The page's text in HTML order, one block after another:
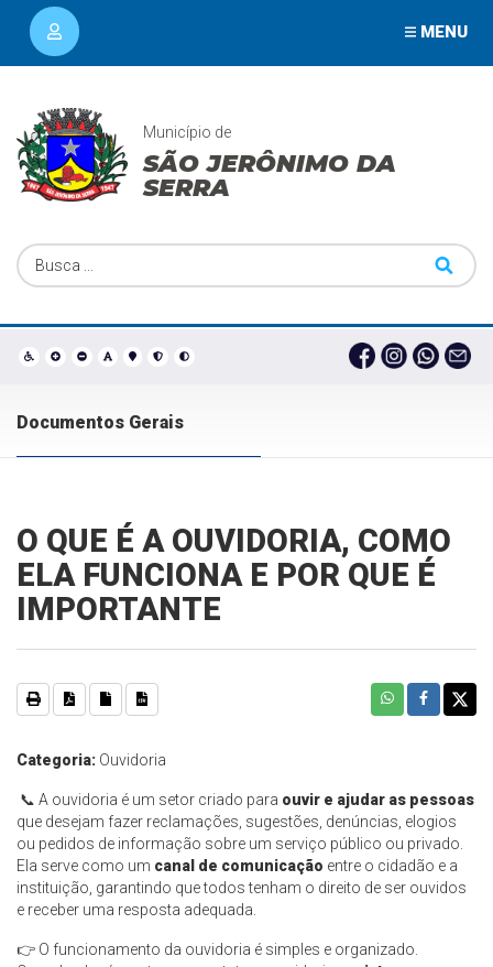
MENU
Município de
SÃO JERÔNIMO DA
SERRA
Documentos Gerais
O QUE É A OUVIDORIA, COMO
ELA FUNCIONA E POR QUE É
IMPORTANTE
Categoria: Ouvidoria
📞 A ouvidoria é um setor criado para ouvir e ajudar as pessoas
que desejam fazer reclamações, sugestões, denúncias, elogios
ou pedidos de informação sobre um serviço público ou privado.
Ela serve como um canal de comunicação entre o cidadão e a
instituição, garantindo que todos tenham o direito de ser ouvidos
e receber uma resposta adequada.
👉 O funcionamento da ouvidoria é simples e organizado.